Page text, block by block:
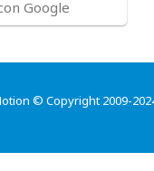
Google
© Copyright 2009-